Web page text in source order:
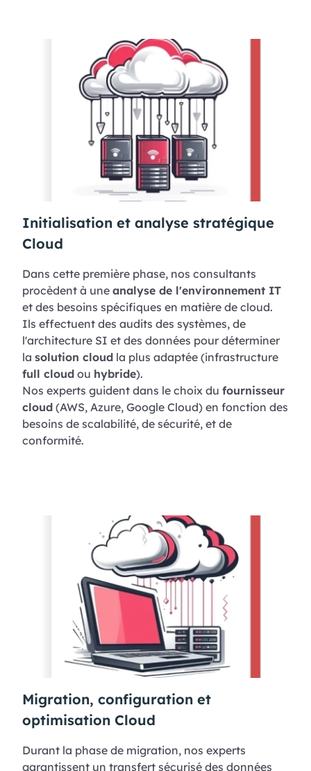
Initialisation et analyse stratégique
Cloud
Dans cette première phase, nos consultants
procèdent à une analyse de l'environnement IT
et des besoins spécifiques en matière de cloud.
Ils effectuent des audits des systèmes, de
l'architecture SI et des données pour déterminer
la solution cloud la plus adaptée (infrastructure
full cloud ou hybride).
Nos experts guident dans le choix du fournisseur
cloud (AWS, Azure, Google Cloud) en fonction des
besoins de scalabilité, de sécurité, et de
conformité.
Migration, configuration et
optimisation Cloud
Durant la phase de migration, nos experts
garantissent un transfert sécurisé des données